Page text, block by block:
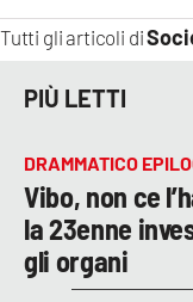
Tutti gli articoli di
PIÙ LETTI
DRAMMATICO
Vibo, non ce
la 23enne
gli organi